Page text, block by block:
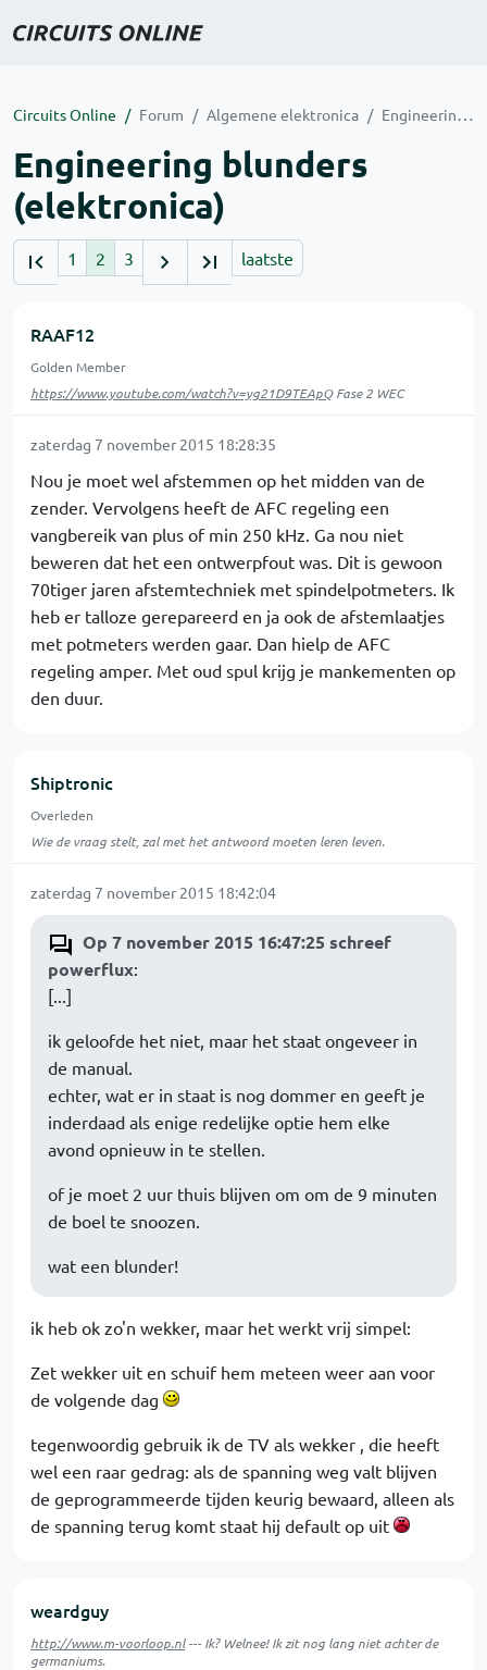
Circuits Online Forum Algemene elektronica Engineering blunders (elektronica)
Engineering blunders
(elektronica)
1 2 3 laatste
RAAF12
Golden Member
https://www.youtube.com/watch?v=yg21D9TEApQFase 2 WEC
zaterdag 7 november 2015 18:28:35
Nou je moet wel afstemmen op het midden van de
zender. Vervolgens heeft de AFC regeling een
vangbereik van plus of min 250 kHz. Ga nou niet
beweren dat het een ontwerpfout was. Dit is gewoon
70tiger jaren afstemtechniek met spindelpotmeters. Ik
heb er talloze gerepareerd en ja ook de afstemlaatjes
met potmeters werden gaar. Dan hielp de AFC
regeling amper. Met oud spul krijg je mankementen op
den duur.
Shiptronic
Overleden
Wie de vraag stelt, zal met het antwoord moeten leren leven.
zaterdag 7 november 2015 18:42:04
Op 7 november 2015 16:47:25 schreef
powerflux:
[...]
ik geloofde het niet, maar het staat ongeveer in
de manual.
echter, wat er in staat is nog dommer en geeft je
inderdaad als enige redelijke optie hem elke
avond opnieuw in te stellen.
of je moet 2 uur thuis blijven om om de 9 minuten
de boel te snoozen.
wat een blunder!
ik heb ok zo'n wekker, maar het werkt vrij simpel:
Zet wekker uit en schuif hem meteen weer aan voor
de volgende dag
tegenwoordig gebruik ik de TV als wekker , die heeft
wel een raar gedrag: als de spanning weg valt blijven
de geprogrammeerde tijden keurig bewaard, alleen als
de spanning terug komt staat hij default op uit
weardguy
http://www.m-voorloop.nl--- Ik? Welnee! Ik zit nog lang niet achter de
germaniums.